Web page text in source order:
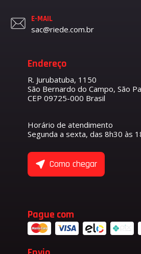
E-MAIL
sac@riede.com.br
Endereço
R. Jurubatuba, 1150
São Bernardo do Campo, São
CEP 09725-000 Brasil
Horário de atendimento
Segunda a sexta, das 8h30 às
Como chegar
Pague com